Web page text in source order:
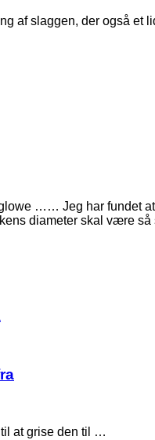
af slaggen, der også et
…… Jeg har fundet
diameter skal være
at grise den til …